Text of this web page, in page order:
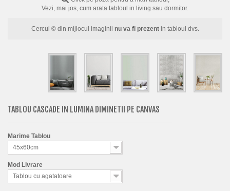
Vezi, mai jos, cum arata tabloul in living sau dormitor.
Cercul © din mijlocul imaginii nu va fi prezentin tabloul dvs.
TABLOU CASCADE IN LUMINA DIMINETII PE CANVAS
Marime Tablou
45x60cm
Mod Livrare
Tablou cu agatatoare